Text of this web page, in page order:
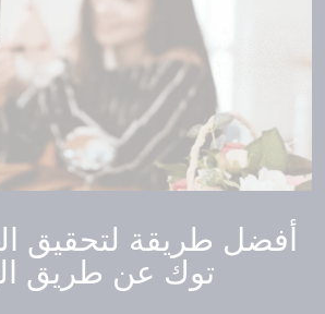
أفضل طريقة لتحقيق
توك عن طريق